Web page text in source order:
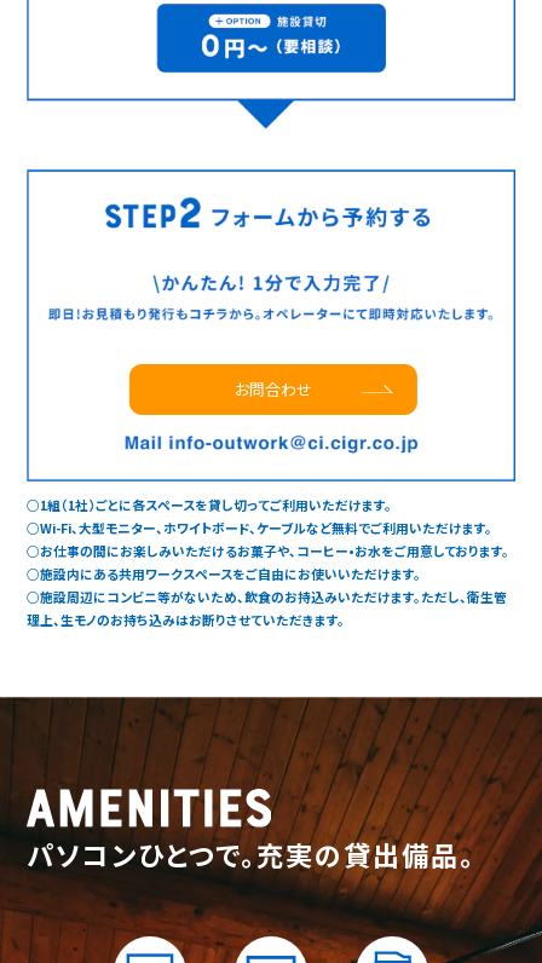
お問合わせ
○1組（1社）ごとに各スペースを貸し切ってご利用いただけます。
○Wi-Fi、大型モニター、ホワイトボード、ケーブルなど無料でご利用いただけます。
○お仕事の間にお楽しみいただけるお菓子や、コーヒー•お水をご用意しております。
○施設内にある共用ワークスペースをご自由にお使いいただけます。
○施設周辺にコンビニ等がないため、飲食のお持込みいただけます。ただし、衛生管
理上、生モノのお持ち込みはお断りさせていただきます。
パソコンひとつで。充実の貸出備品。